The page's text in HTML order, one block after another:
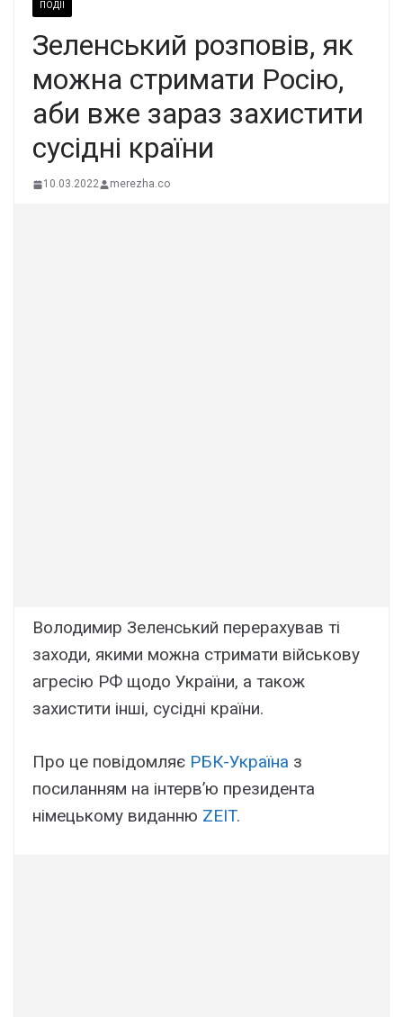
ПОДІЇ
Зеленський розповів, як
можна стримати Росію,
аби вже зараз захистити
сусідні країни
10.03.2022 merezha.co
Володимир Зеленський перерахував ті
заходи, якими можна стримати військову
агресію РФ щодо України, а також
захистити інші, сусідні країни.
Про це повідомляє РБК-Україна з
посиланням на інтерв’ю президента
німецькому виданню ZEIT.